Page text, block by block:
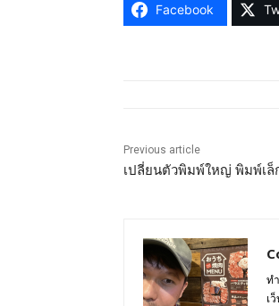
Facebook
Previous article
เปลี่ยนตัวพิมพ์ใหญ่ พิมพ์เล็
ท
เ